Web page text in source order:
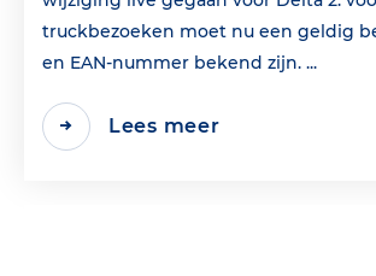
truckbezoeken moet nu een geldig
en EAN‑nummer bekend zijn. ...
Lees meer